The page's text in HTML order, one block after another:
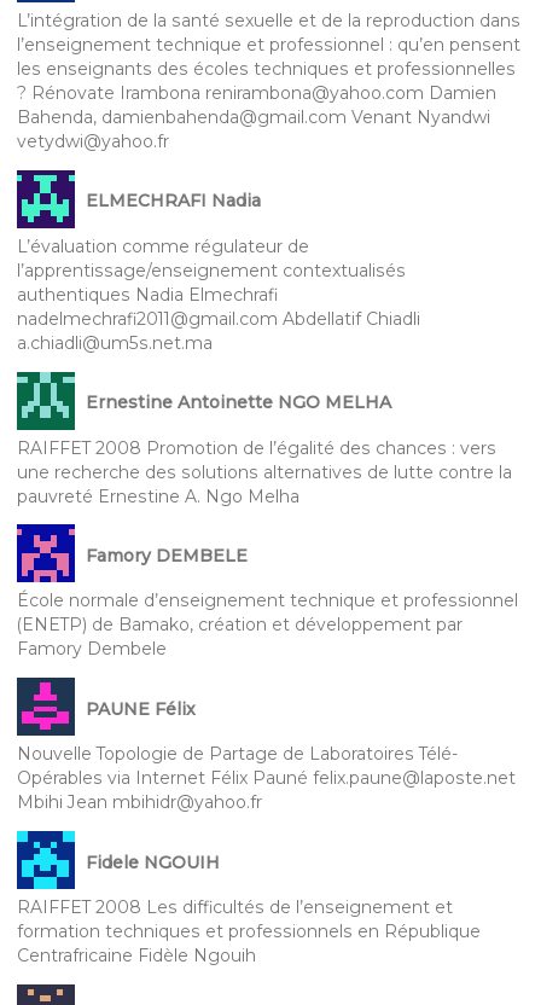
L’intégration de la santé sexuelle et de la reproduction dans
l’enseignement technique et professionnel : qu’en pensent
les enseignants des écoles techniques et professionnelles
? Rénovate Irambona renirambona@yahoo.com Damien
Bahenda, damienbahenda@gmail.com Venant Nyandwi
vetydwi@yahoo.fr
ELMECHRAFI Nadia
L’évaluation comme régulateur de
l’apprentissage/enseignement contextualisés
authentiques Nadia Elmechrafi
nadelmechrafi2011@gmail.com Abdellatif Chiadli
a.chiadli@um5s.net.ma
Ernestine Antoinette NGO MELHA
RAIFFET 2008 Promotion de l’égalité des chances : vers
une recherche des solutions alternatives de lutte contre la
pauvreté Ernestine A. Ngo Melha
Famory DEMBELE
École normale d’enseignement technique et professionnel
(ENETP) de Bamako, création et développement par
Famory Dembele
PAUNE Félix
Nouvelle Topologie de Partage de Laboratoires Télé-
Opérables via Internet Félix Pauné felix.paune@laposte.net
Mbihi Jean mbihidr@yahoo.fr
Fidele NGOUIH
RAIFFET 2008 Les difficultés de l’enseignement et
formation techniques et professionnels en République
Centrafricaine Fidèle Ngouih